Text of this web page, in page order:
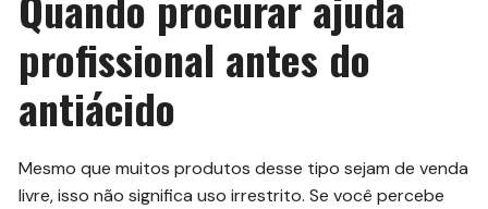
profissional antes do
antiácido
Mesmo que muitos produtos desse tipo sejam de venda
livre, isso não significa uso irrestrito. Se você percebe